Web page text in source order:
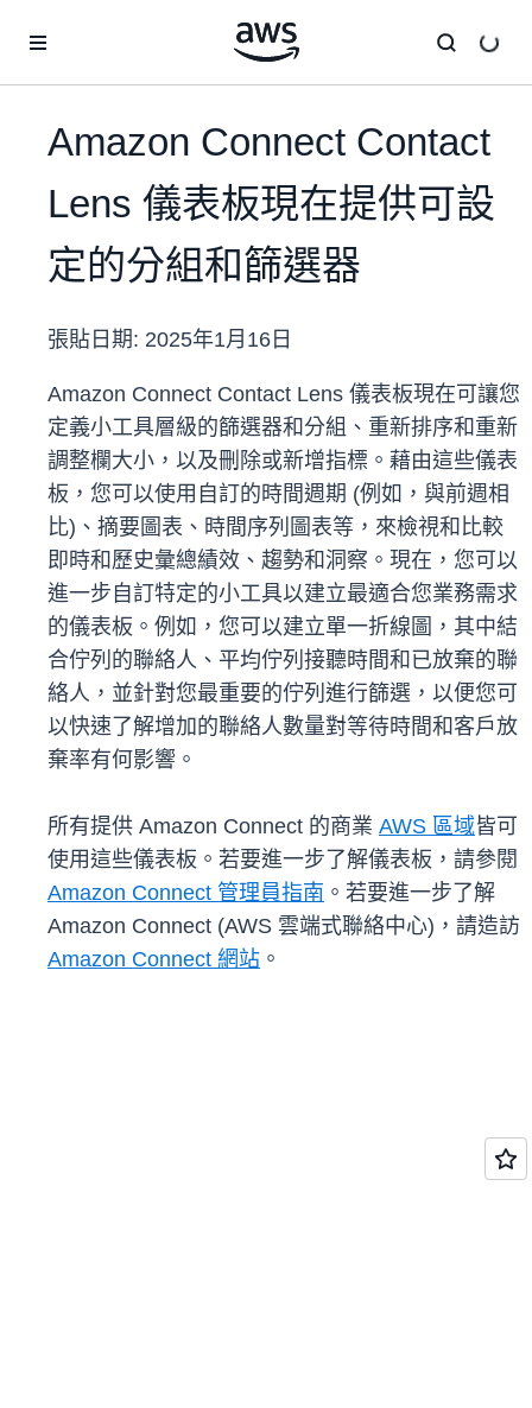
Amazon Connect Contact
Lens 儀表板現在提供可設
定的分組和篩選器
張貼日期: 2025年1月16日
Amazon Connect Contact Lens 儀表板現在可讓您
定義小工具層級的篩選器和分組、重新排序和重新
調整欄大小，以及刪除或新增指標。藉由這些儀表
板，您可以使用自訂的時間週期 (例如，與前週相
比)、摘要圖表、時間序列圖表等，來檢視和比較
即時和歷史彙總績效、趨勢和洞察。現在，您可以
進一步自訂特定的小工具以建立最適合您業務需求
的儀表板。例如，您可以建立單一折線圖，其中結
合佇列的聯絡人、平均佇列接聽時間和已放棄的聯
絡人，並針對您最重要的佇列進行篩選，以便您可
以快速了解增加的聯絡人數量對等待時間和客戶放
棄率有何影響。
所有提供 Amazon Connect 的商業 AWS 區域皆可
使用這些儀表板。若要進一步了解儀表板，請參閱
Amazon Connect 管理員指南 。若要進一步了解
Amazon Connect (AWS 雲端式聯絡中心)，請造訪
Amazon Connect 網站 。